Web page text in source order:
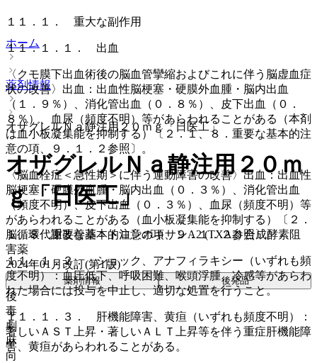
１１．１． 重大な副作用
１１．１．１． 出血
〈クモ膜下出血術後の脳血管攣縮およびこれに伴う脳虚血症
状の改善〉出血：出血性脳梗塞・硬膜外血腫・脳内出血
（１．９％）、消化管出血（０．８％）、皮下出血（０．
８％）、血尿（頻度不明）等があらわれることがある（本剤
は血小板凝集能を抑制する）〔２．１、８．重要な基本的注
意の項、９．１．２参照〕。
〈脳血栓症＜急性期＞に伴う運動障害の改善〉出血：出血性
脳梗塞・硬膜外血腫・脳内出血（０．３％）、消化管出血
（頻度不明）、皮下出血（０．３％）、血尿（頻度不明）等
があらわれることがある（血小板凝集能を抑制する）〔２．
１、８．重要な基本的注意の項、９．１．２参照〕。
１１．１．２． ショック、アナフィラキシー（いずれも頻
度不明）：血圧低下、呼吸困難、喉頭浮腫、冷感等があらわ
れた場合には投与を中止し、適切な処置を行うこと。
１１．１．３． 肝機能障害、黄疸（いずれも頻度不明）：
著しいＡＳＴ上昇・著しいＡＬＴ上昇等を伴う重症肝機能障
害、黄疸があらわれることがある。
ホーム
薬剤情報
オザグレルＮａ静注用２０ｍｇ「日医工」
オザグレルＮａ静注用２０ｍ
ｇ「日医工」
脳循環代謝改善薬 > トロンボキサンA2 (TXA2) 合成酵素阻
害薬
2024年01月改訂(第1版)
薬剤情報 後発品
後
毒
劇
麻
向